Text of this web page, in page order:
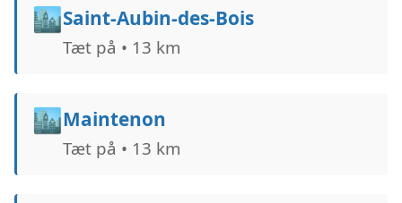
🏙️Saint-Aubin-des-Bois
Tæt på • 13 km
🏙️Maintenon
Tæt på • 13 km